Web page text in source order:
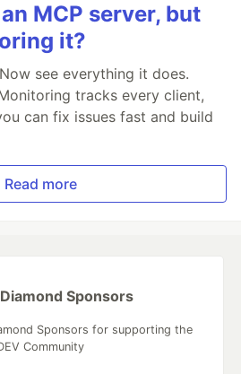
MCP server, but
it?
see everything it does.
tracks every client,
can fix issues fast and build
Read more
Sponsors
Sponsors for supporting the
Community